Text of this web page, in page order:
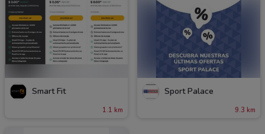
Smart Fit
1.1 km
Sport Palace
9.3 km